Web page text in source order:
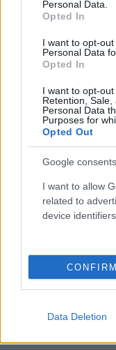
Personal Data.
Opted In
I want to opt-
Personal Data
Opted In
I want to opt-out
Retention,
Personal Data
Purposes for
Opted Out
Google consents
I want to allow
related to
device
CONFIRM
Data Deletion
07.08.2026